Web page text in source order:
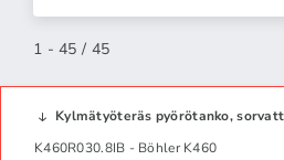
1 - 45 / 45
Kylmätyöteräs pyörötanko,
K460R030.8IB - Böhler K460